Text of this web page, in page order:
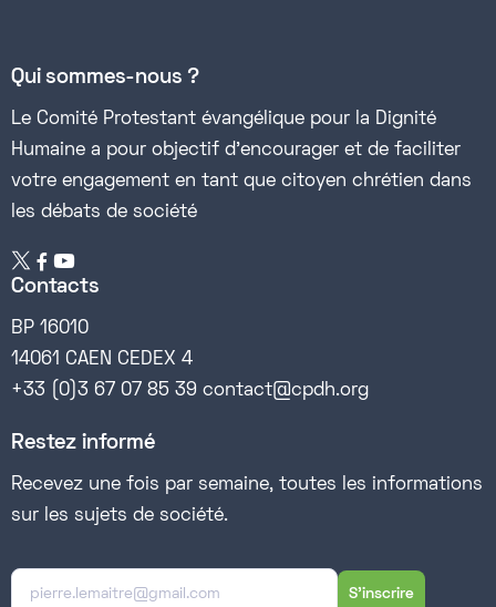
Qui sommes-nous ?
Le Comité Protestant évangélique pour la Dignité
Humaine a pour objectif d’encourager et de faciliter
votre engagement en tant que citoyen chrétien dans
les débats de société
 
Contacts
BP 16010
14061 CAEN CEDEX 4
+33 (0)3 67 07 85 39 contact@cpdh.org
Restez informé
Recevez une fois par semaine, toutes les informations
sur les sujets de société.